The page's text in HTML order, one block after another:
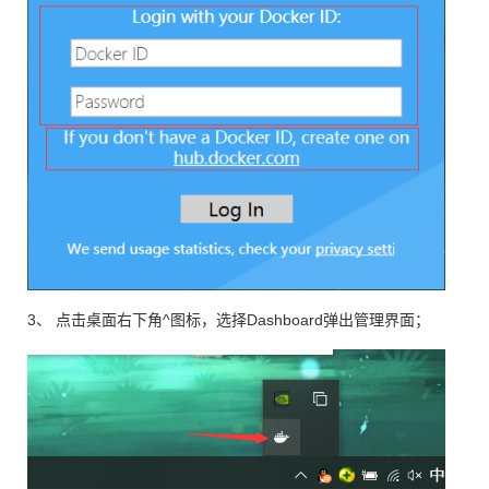
3、 点击桌面右下角^图标，选择Dashboard弹出管理界面；